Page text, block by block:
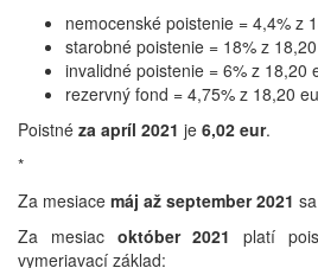
nemocenské poistenie = 4,4% z
starobné poistenie = 18% z
invalidné poistenie = 6% z 18,20
rezervný fond = 4,75% z 18,20
Poistné za apríl 2021 je 6,02 eur.
*
Za mesiace máj až september 2021
Za mesiac október 2021
platí
vymeriavací základ: